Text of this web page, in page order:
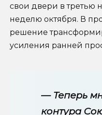
свои двери в третью
неделю октября. В
решение
усиления ранней
— Теперь
контура